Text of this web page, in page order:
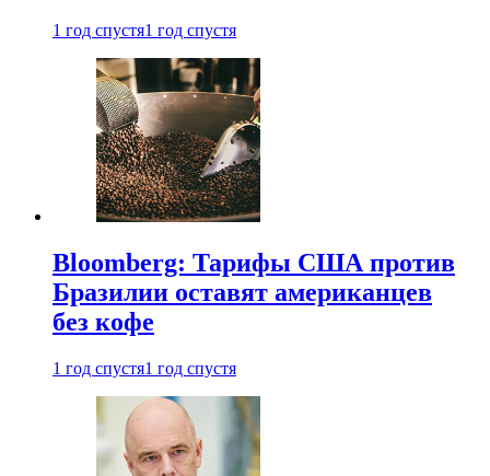
1 год спустя1 год спустя
Bloomberg: Тарифы США против
Бразилии оставят американцев
без кофе
1 год спустя1 год спустя